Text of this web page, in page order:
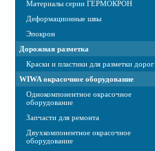
Материалы серии ГЕРМОКРОН
Деформационные швы
Эпокрон
Дорожная разметка
Краски и пластики для разметки дорог
WIWA окрасочное оборудование
Однокомпонентное окрасочное
оборудование
Запчасти для ремонта
Двухкомпонентное окрасочное
оборудование